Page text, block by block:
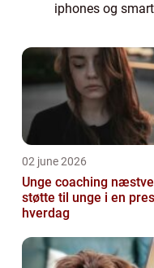
iphones og
de ...
02 june 2026
Unge coaching
støtte til unge i en
hverdag